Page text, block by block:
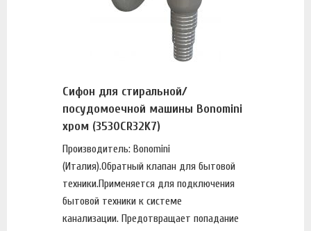
Сифон для стиральной/
посудомоечной машины Bonomini
хром (3530CR32K7)
Производитель: Bonomini
(Италия).Обратный клапан для бытовой
техники.Применяется для подключения
бытовой техники к системе
канализации. Предотвращает попадание